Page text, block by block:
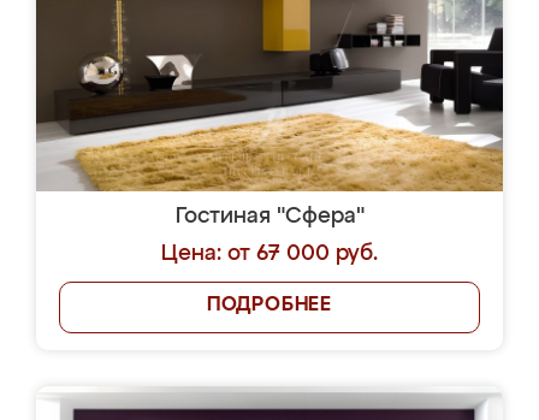
Гостиная "Сфера"
Цена: от 67 000 руб.
ПОДРОБНЕЕ